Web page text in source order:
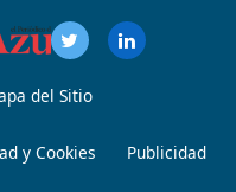
del Sitio
y Cookies Publicidad